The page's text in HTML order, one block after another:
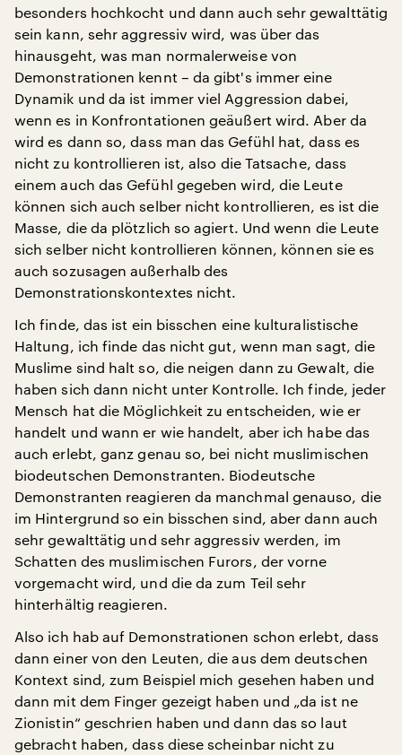
besonders hochkocht und dann auch sehr gewalttätig
sein kann, sehr aggressiv wird, was über das
hinausgeht, was man normalerweise von
Demonstrationen kennt – da gibt's immer eine
Dynamik und da ist immer viel Aggression dabei,
wenn es in Konfrontationen geäußert wird. Aber da
wird es dann so, dass man das Gefühl hat, dass es
nicht zu kontrollieren ist, also die Tatsache, dass
einem auch das Gefühl gegeben wird, die Leute
können sich auch selber nicht kontrollieren, es ist die
Masse, die da plötzlich so agiert. Und wenn die Leute
sich selber nicht kontrollieren können, können sie es
auch sozusagen außerhalb des
Demonstrationskontextes nicht.
Ich finde, das ist ein bisschen eine kulturalistische
Haltung, ich finde das nicht gut, wenn man sagt, die
Muslime sind halt so, die neigen dann zu Gewalt, die
haben sich dann nicht unter Kontrolle. Ich finde, jeder
Mensch hat die Möglichkeit zu entscheiden, wie er
handelt und wann er wie handelt, aber ich habe das
auch erlebt, ganz genau so, bei nicht muslimischen
biodeutschen Demonstranten. Biodeutsche
Demonstranten reagieren da manchmal genauso, die
im Hintergrund so ein bisschen sind, aber dann auch
sehr gewalttätig und sehr aggressiv werden, im
Schatten des muslimischen Furors, der vorne
vorgemacht wird, und die da zum Teil sehr
hinterhältig reagieren.
Also ich hab auf Demonstrationen schon erlebt, dass
dann einer von den Leuten, die aus dem deutschen
Kontext sind, zum Beispiel mich gesehen haben und
dann mit dem Finger gezeigt haben und „da ist ne
Zionistin“ geschrien haben und dann das so laut
gebracht haben, dass diese scheinbar nicht zu